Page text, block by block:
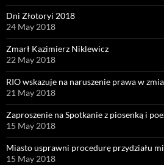
Dni Złotoryi 2018
24 May 2018
Zmarł Kazimierz Niklewicz
22 May 2018
RIO wskazuje na naruszenie prawa w
21 May 2018
Zaproszenie na Spotkanie z piosenką i
15 May 2018
Miasto usprawni procedurę przydziału
15 May 2018